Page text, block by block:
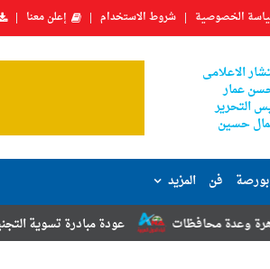
الخصوصية شروط الاستخدام إعلن معنا
الاعلامى
عمار
التحرير
حسين
فن المزيد
عودة مبادرة تسوية التجنيد وحوافز جديدة